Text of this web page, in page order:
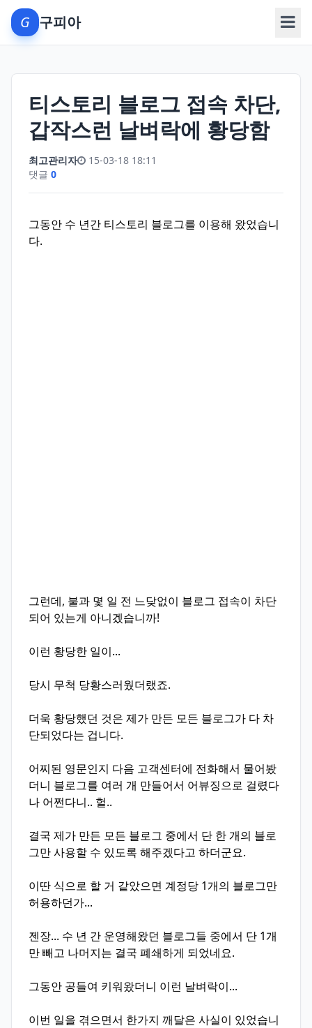
G 구피아
티스토리 블로그 접속 차단,
갑작스런 날벼락에 황당함
최고관리자
15-03-18 18:11
댓글 0
그동안 수 년간 티스토리 블로그를 이용해 왔었습니
다.
그런데, 불과 몇 일 전 느닺없이 블로그 접속이 차단
되어 있는게 아니겠습니까!
이런 황당한 일이...
당시 무척 당황스러웠더랬죠.
더욱 황당했던 것은 제가 만든 모든 블로그가 다 차
단되었다는 겁니다.
어찌된 영문인지 다음 고객센터에 전화해서 물어봤
더니 블로그를 여러 개 만들어서 어뷰징으로 걸렸다
나 어쩐다니.. 헐..
결국 제가 만든 모든 블로그 중에서 단 한 개의 블로
그만 사용할 수 있도록 해주겠다고 하더군요.
이딴 식으로 할 거 같았으면 계정당 1개의 블로그만
허용하던가...
젠장... 수 년 간 운영해왔던 블로그들 중에서 단 1개
만 빼고 나머지는 결국 폐쇄하게 되었네요.
그동안 공들여 키워왔더니 이런 날벼락이...
이번 일을 겪으면서 한가지 깨달은 사실이 있었습니